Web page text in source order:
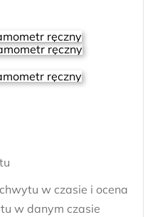
w czasie i ocena
w danym czasie